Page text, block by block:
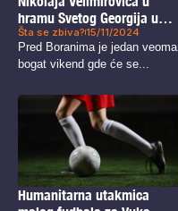
hramu Svetog Georgija u
Boru
Šta se zbiva?15/11/2024
Pred Boranima je jedan veoma
bogat vikend gde će se...
Humanitarna utakmica